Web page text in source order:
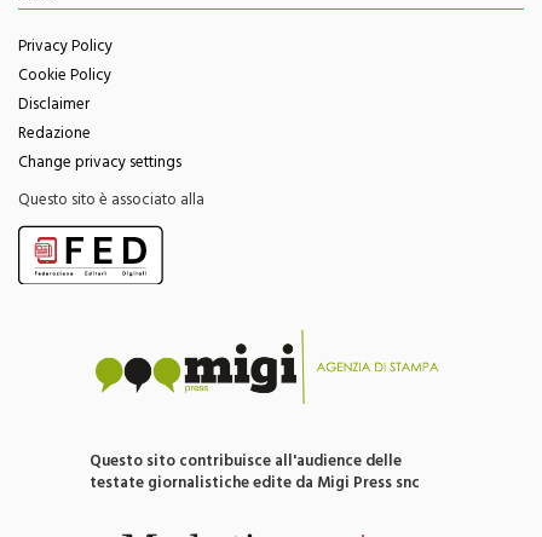
Privacy Policy
Cookie Policy
Disclaimer
Redazione
Change privacy settings
Questo sito è associato alla
testate giornalistiche edite da Migi Press snc